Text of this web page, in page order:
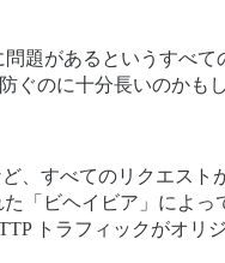
題があるというすべ
ぐのに十分長いのかもし
、すべてのリクエスト
「ビヘイビア」によっ
トラフィックがオリ